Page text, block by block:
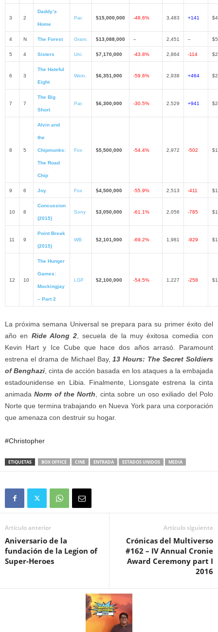
3 2
Daddy’s
Home
Par. $15,000,000 -48.6% 3,483 +141
4 N The Forest Gram. $13,088,000 – 2,451 –
5 4 Sisters Uni. $7,170,000 -43.8% 2,864 -114
6 3
The Hateful
Eight
Wein. $6,351,000 -59.6% 2,938 +464
7 7
The Big
Short
Par. $6,300,000 -30.5% 2,529 +941
8 5
Alvin and
the
Chipmunks:
The Road
Chip
Fox $5,500,000 -54.4% 2,972 -502
9 6 Joy Fox $4,500,000 -55.9% 2,513 -411
10 8
Concussion
(2015)
Sony $3,050,000 -61.1% 2,056 -785
11 9
Point Break
(2015)
WB $2,101,000 -69.2% 1,981 -929
12 10
The Hunger
Games:
Mockingjay
– Part 2
LGF $2,100,000 -54.5% 1,227 -258
La próxima semana Universal se prepara para su primer éxito del
año en Ride Along 2 , secuela de la muy éxitosa comedia con
Kevin Hart y Ice Cube que hace dos años arrasó. Paramount
estrena el drama de Michael Bay,13 Hours: The Secret Soldiers
of Benghazi , cinta de acción basada en los ataques a la embajada
estadounidense en Libia. Finalmente, Lionsgate estrena la cinta
animadaNorm of the North , cinta sobre un oso exiliado del Polo
Norte que termina trabajando en Nueva York para una corporación
que amenaza con destruir su hogar.
#Christopher
ETIQUETAS BOX OFFICE CINE ENTRADA ESTADOS UNIDOS MEDIA
Artículo anterior
Aniversario de la
fundación de la Legion of
Super-Heroes
Artículo siguiente
Crónicas del Multiverso
#162 – IV Annual Cronie
Award Ceremony part I
2016